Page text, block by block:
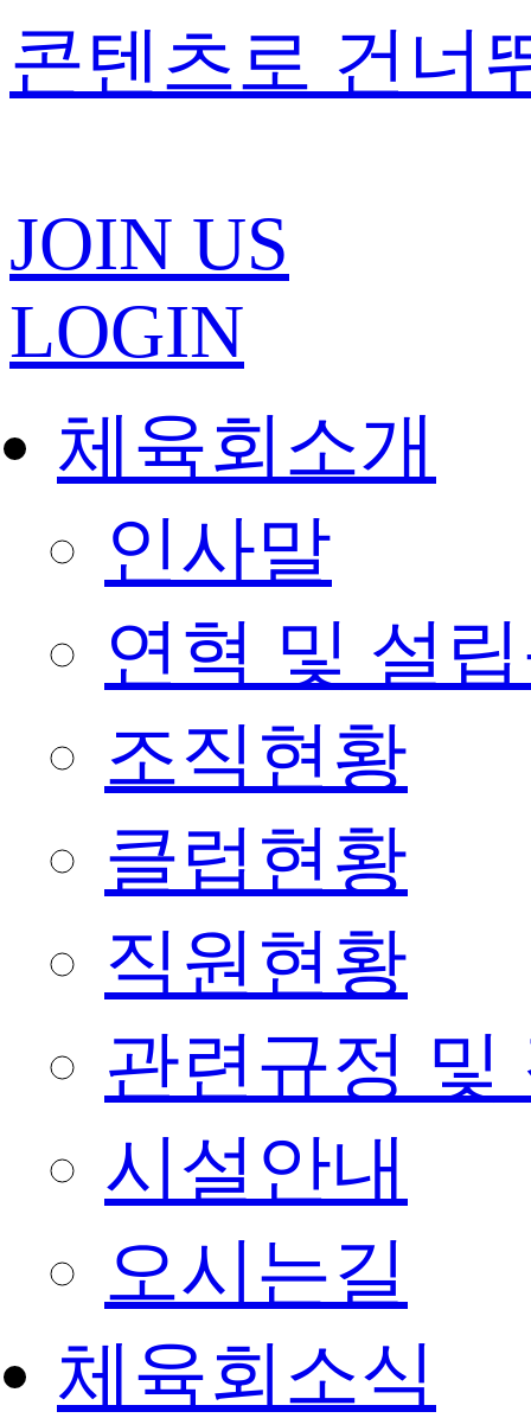
콘텐츠로 건너
JOIN US
LOGIN
체육회소개
인사말
연혁 및 설
조직현황
클럽현황
직원현황
관련규정 및
시설안내
오시는길
체육회소식